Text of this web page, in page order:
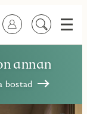
Logga in
Sök
Meny
annan
bostad